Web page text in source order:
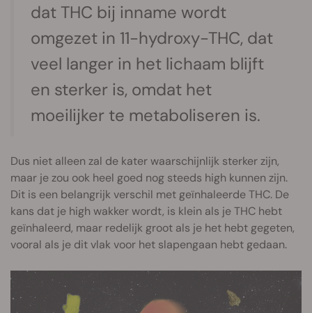
dat THC bij inname wordt
omgezet in 11-hydroxy-THC, dat
veel langer in het lichaam blijft
en sterker is, omdat het
moeilijker te metaboliseren is.
Dus niet alleen zal de kater waarschijnlijk sterker zijn,
maar je zou ook heel goed nog steeds high kunnen zijn.
Dit is een belangrijk verschil met geïnhaleerde THC. De
kans dat je high wakker wordt, is klein als je THC hebt
geïnhaleerd, maar redelijk groot als je het hebt gegeten,
vooral als je dit vlak voor het slapengaan hebt gedaan.